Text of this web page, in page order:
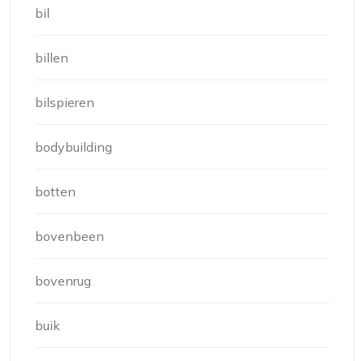
bil
billen
bilspieren
bodybuilding
botten
bovenbeen
bovenrug
buik